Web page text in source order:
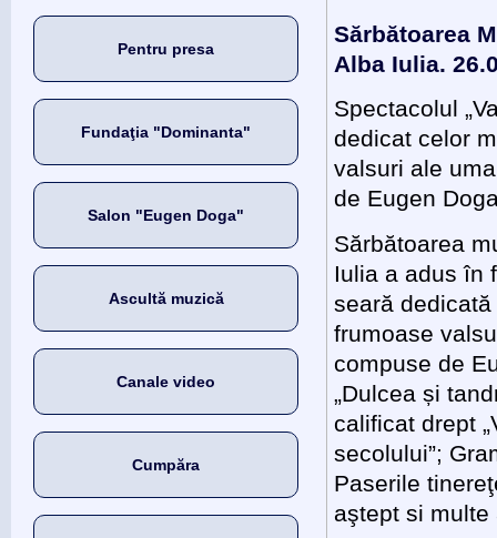
Pentru presa
Fundaţia "Dominanta"
Salon "Eugen Doga"
Ascultă muzică
Canale video
Cumpăra
Sărbătoarea
Alba Iulia.
Spectacolul
dedicat celor
valsuri ale
de Eugen
Sărbătoarea
Iulia a adus în
seară
frumoase
compuse de
„Dulcea și
calificat drept
secolului”;
Paserile
aştept si multe